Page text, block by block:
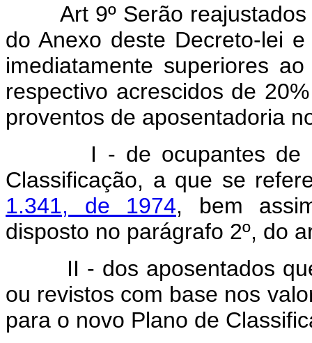
Art 9º Serão
do Anexo deste Decreto-lei
imediatamente superiores
respectivo acrescidos de
proventos de aposentadoria
I - de ocupantes de
Classificação, a que se
1.341, de 1974, bem
disposto no parágrafo 2º, do
II - dos aposentados que
ou revistos com base nos
para o novo Plano de